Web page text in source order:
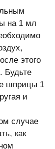
на 1 мл
этого
Будьте
шприцы 1
и
случае
как